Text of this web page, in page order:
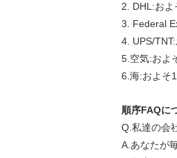
2. DHL:およ
3. Federal
4. UPS/
5.空気:およ
6.海:およそ
順序FAQに
Q.私達の会
A.あなたが